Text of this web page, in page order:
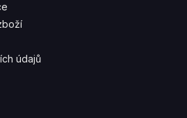
R
V
údajů